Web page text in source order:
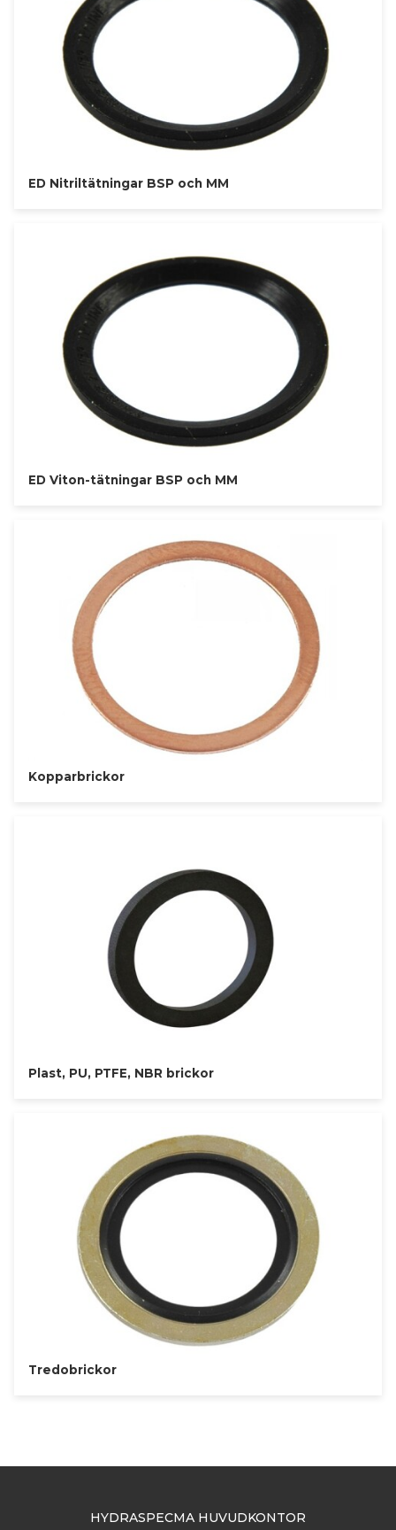
ED Nitriltätningar BSP och MM
ED Viton-tätningar BSP och MM
Kopparbrickor
Plast, PU, PTFE, NBR brickor
Tredobrickor
HYDRASPECMA HUVUDKONTOR